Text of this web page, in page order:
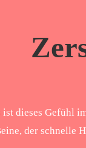
ist dieses Gefühl
der schnelle